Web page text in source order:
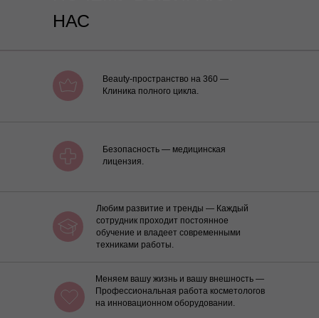
НАС
Beauty-пространство на 360 —
Клиника полного цикла.
Безопасность — медицинская
лицензия.
Любим развитие и тренды — Каждый
сотрудник проходит постоянное
обучение и владеет современными
техниками работы.
Меняем вашу жизнь и вашу внешность —
Профессиональная работа косметологов
на инновационном оборудовании.